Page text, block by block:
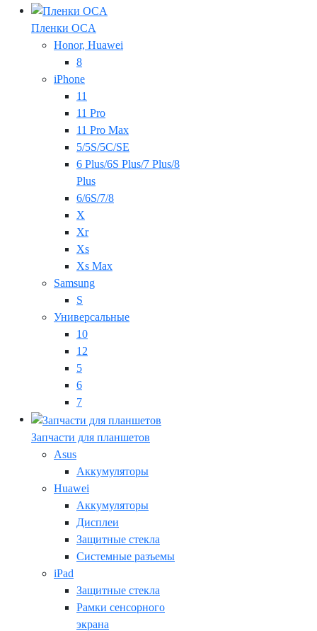
Пленки OCA
Honor, Huawei
8
iPhone
11
11 Pro
11 Pro Max
5/5S/5C/SE
6 Plus/6S Plus/7 Plus/8
Plus
6/6S/7/8
X
Xr
Xs
Xs Max
Samsung
S
Универсальные
10
12
5
6
7
Запчасти для планшетов
Asus
Аккумуляторы
Huawei
Аккумуляторы
Дисплеи
Защитные стекла
Системные разъемы
iPad
Защитные стекла
Рамки сенсорного
экрана